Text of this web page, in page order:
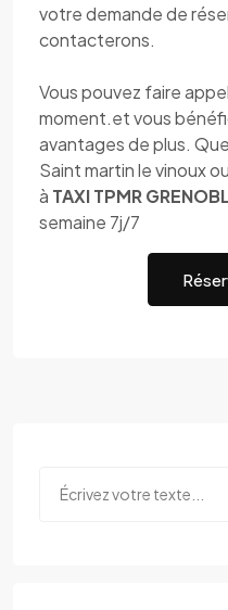
votre demande de
contacterons.
Vous pouvez faire
moment.et vous
avantages de plus.
Saint martin le vinoux
à TAXI TPMR
semaine 7j/7